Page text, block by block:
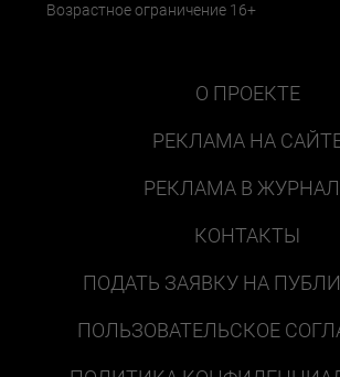
Возрастное ограничение 16+
О ПРОЕКТЕ
РЕКЛАМА НА
РЕКЛАМА В
КОНТАКТЫ
ПОДАТЬ ЗАЯВКУ НА
ПОЛЬЗОВАТЕЛЬСКОЕ